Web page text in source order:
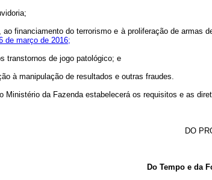
ao financiamento do terrorismo e à proliferação de
de março de 2016;
transtornos de jogo patológico; e
à manipulação de resultados e outras fraudes.
Ministério da Fazenda estabelecerá os requisitos e as
DO
Do Tempo e da